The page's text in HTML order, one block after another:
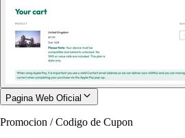
Pagina Web Oficial
Promocion / Codigo de Cupon